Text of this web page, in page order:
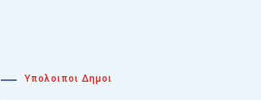
Υπολοιποι Δημοι